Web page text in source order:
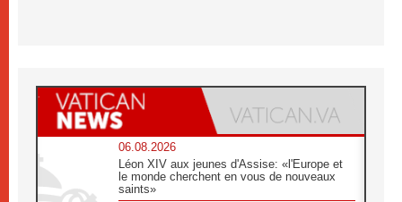
06.08.2026
Léon XIV aux jeunes d'Assise: «l'Europe et
le monde cherchent en vous de nouveaux
saints»